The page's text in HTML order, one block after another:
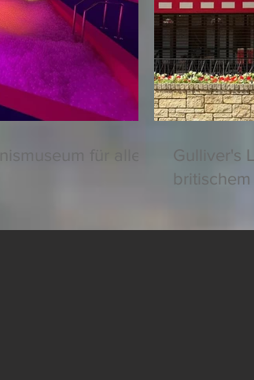
für alle
Gulliver's